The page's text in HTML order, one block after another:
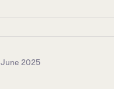
June 2025